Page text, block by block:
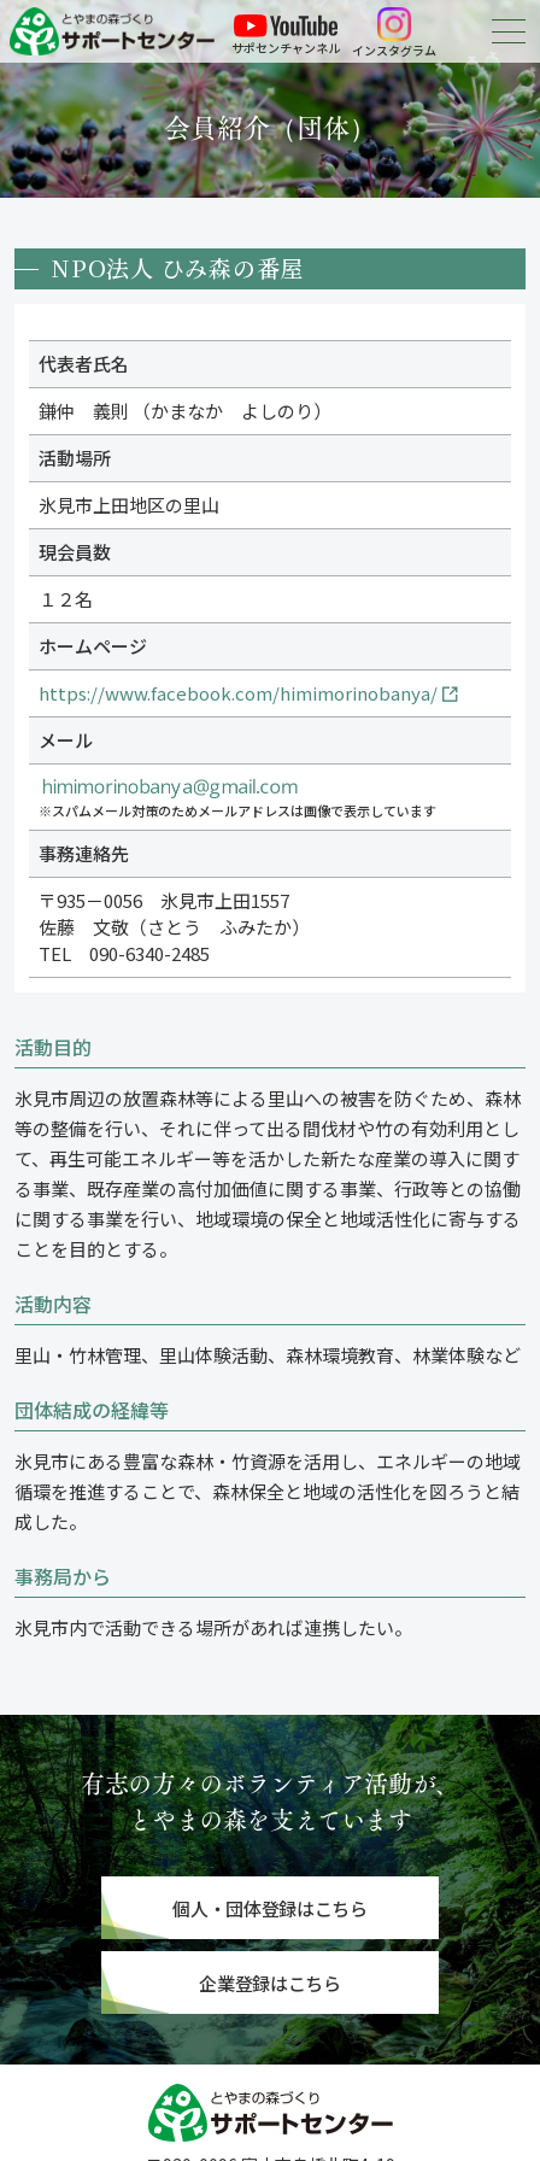
サポセンチャンネル インスタグラム
森づくりについて
森づくりに参加する
申請・報告等のダウンロード
お問い合わせ
会員紹介（団体）
NPO法人 ひみ森の番屋
代表者氏名
鎌仲 義則 （かまなか よしのり）
活動場所
氷見市上田地区の里山
現会員数
１２名
ホームページ
https://www.facebook.com/himimorinobanya/
メール
※スパムメール対策のためメールアドレスは画像で表示しています
事務連絡先
〒935－0056 氷見市上田1557
佐藤 文敬（さとう ふみたか）
TEL 090-6340-2485
活動目的
氷見市周辺の放置森林等による里山への被害を防ぐため、森林
等の整備を行い、それに伴って出る間伐材や竹の有効利用とし
て、再生可能エネルギー等を活かした新たな産業の導入に関す
る事業、既存産業の高付加価値に関する事業、行政等との協働
に関する事業を行い、地域環境の保全と地域活性化に寄与する
ことを目的とする。
活動内容
里山・竹林管理、里山体験活動、森林環境教育、林業体験など
団体結成の経緯等
氷見市にある豊富な森林・竹資源を活用し、エネルギーの地域
循環を推進することで、森林保全と地域の活性化を図ろうと結
成した。
事務局から
氷見市内で活動できる場所があれば連携したい。
有志の方々のボランティア活動が、
とやまの森を支えています
個人・団体登録はこちら
企業登録はこちら